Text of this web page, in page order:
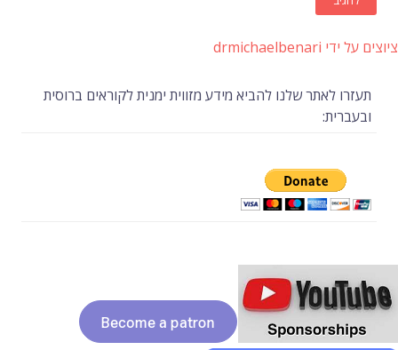
ציוצים על ידי drmichaelbenari
תעזרו לאתר שלנו להביא מידע מזווית ימנית לקוראים ברוסית
ובעברית: